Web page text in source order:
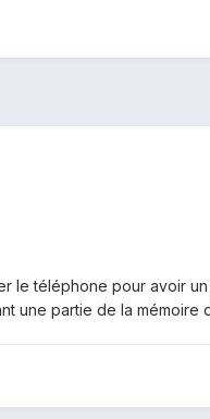
le téléphone pour avoir
une partie de la mémoire